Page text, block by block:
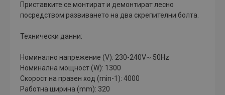
Приставките се монтират и демонтират лесно
посредством развиването на два скрепителни болта.
Технически данни:
Номинално напрежение (V): 230-240V~ 50Hz
Номинална мощност (W): 1300
Скорост на празен ход (min-1): 4000
Работна ширина (mm): 320